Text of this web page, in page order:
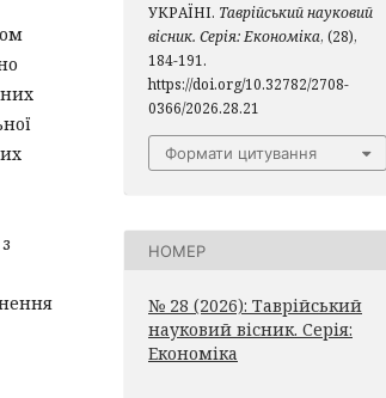
УКРАЇНІ. Таврійський науковий
вісник. Серія: Економіка, (28),
184-191.
https://doi.org/10.32782/2708-
0366/2026.28.21
Формати цитування
НОМЕР
№ 28 (2026): Таврійський
науковий вісник. Серія:
Економіка